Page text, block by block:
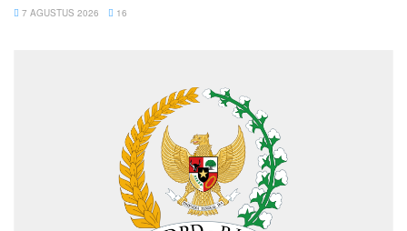
7 AGUSTUS 2026 16